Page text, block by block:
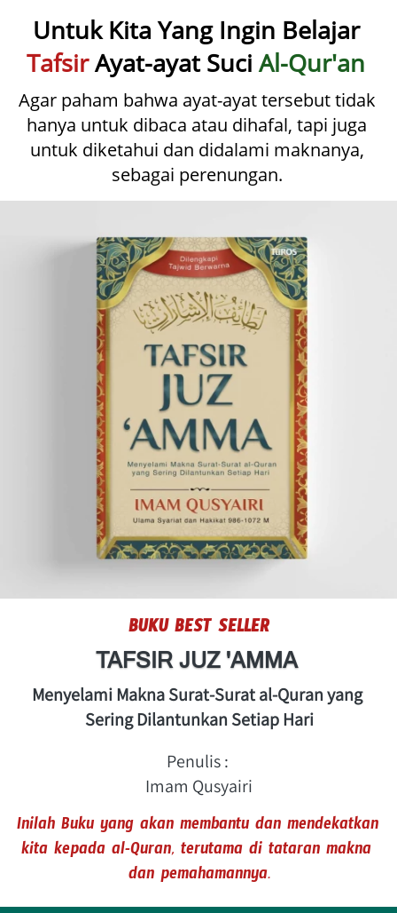
U
ntuk Kita Yang Ingin Belajar
Tafsir Ayat-ayat Suci Al-Qur'an
Agar paham bahwa ayat-ayat tersebut tidak
hanya untuk dibaca atau dihafal, tapi juga
untuk diketahui dan didalami maknanya,
sebagai perenungan.
BUKU BEST SELLER
TAFSIR JUZ 'AMMA
Menyelami Makna Surat-Surat al-Quran yang
Sering Dilantunkan Setiap Hari
Penulis :
Imam Qusyairi
Inilah Buku yang akan membantu dan mendekatkan
kita kepada al-Quran, terutama di tataran makna
dan pemahamannya.